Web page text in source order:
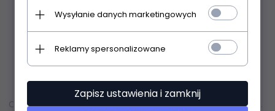
Czarna lampa podłogowa metalowa regulowany klosz retro industrialna klasyczna uniwersalna Franklin 98753 ENDON
Wysyłanie danych marketingowych
Reklamy spersonalizowane
Zapisz ustawienia i zamknij